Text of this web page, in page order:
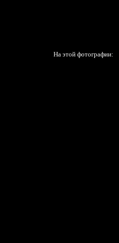
На этой фотографии: